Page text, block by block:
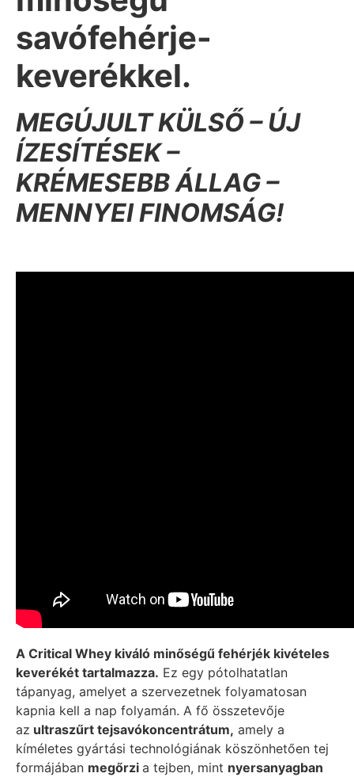
savófehérje-
keverékkel.
MEGÚJULT KÜLSŐ – ÚJ
ÍZESÍTÉSEK –
KRÉMESEBB ÁLLAG –
MENNYEI FINOMSÁG!
A Critical Whey kiváló minőségű fehérjék kivételes
keverékét tartalmazza. Ez egy pótolhatatlan
tápanyag, amelyet a szervezetnek folyamatosan
kapnia kell a nap folyamán. A fő összetevője
az ultraszűrt tejsavókoncentrátum, amely a
kíméletes gyártási technológiának köszönhetően tej
formájában megőrzi a tejben, mint nyersanyagban